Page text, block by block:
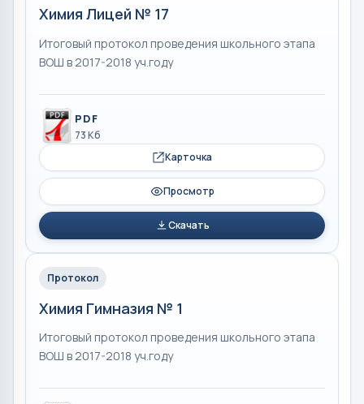
Химия Лицей № 17
Итоговый протокол проведения школьного этапа
ВОШ в 2017-2018 уч.году
PDF
73 Кб
Карточка
Просмотр
Скачать
Протокол
Химия Гимназия № 1
Итоговый протокол проведения школьного этапа
ВОШ в 2017-2018 уч.году